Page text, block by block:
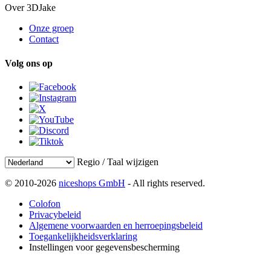
Over 3DJake
Onze groep
Contact
Volg ons op
Regio / Taal wijzigen
© 2010-2026 niceshops GmbH - All rights reserved.
Colofon
Privacybeleid
Algemene voorwaarden en herroepingsbeleid
Toegankelijkheidsverklaring
Instellingen voor gegevensbescherming